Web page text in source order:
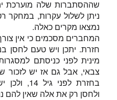
שההסתברות שלה מוערכת
ניתן לשלול עקרות, במחקר
נמצאו מקרים כאלה.
המחברים מסכמים כי אין
חזרת. יתכן ויש טעם לחסן
מינית לפני כניסתם
בחזרת לפני
ולחסן רק את אלה שאין להם